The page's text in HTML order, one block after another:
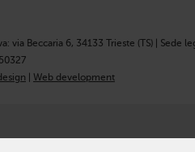
via Beccaria 6, 34133 Trieste (TS) |
Web development